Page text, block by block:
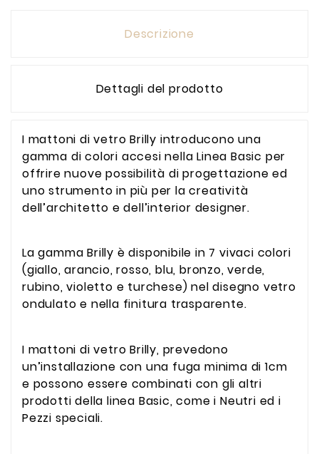
Descrizione
Dettagli del prodotto
I mattoni di vetro Brilly introducono una
gamma di colori accesi nella Linea Basic per
offrire nuove possibilità di progettazione ed
uno strumento in più per la creatività
dell’architetto e dell’interior designer.
La gamma Brilly è disponibile in 7 vivaci colori
(giallo, arancio, rosso, blu, bronzo, verde,
rubino, violetto e turchese) nel disegno vetro
ondulato e nella finitura trasparente.
I mattoni di vetro Brilly, prevedono
un’installazione con una fuga minima di 1cm
e possono essere combinati con gli altri
prodotti della linea Basic, come i Neutri ed i
Pezzi speciali.